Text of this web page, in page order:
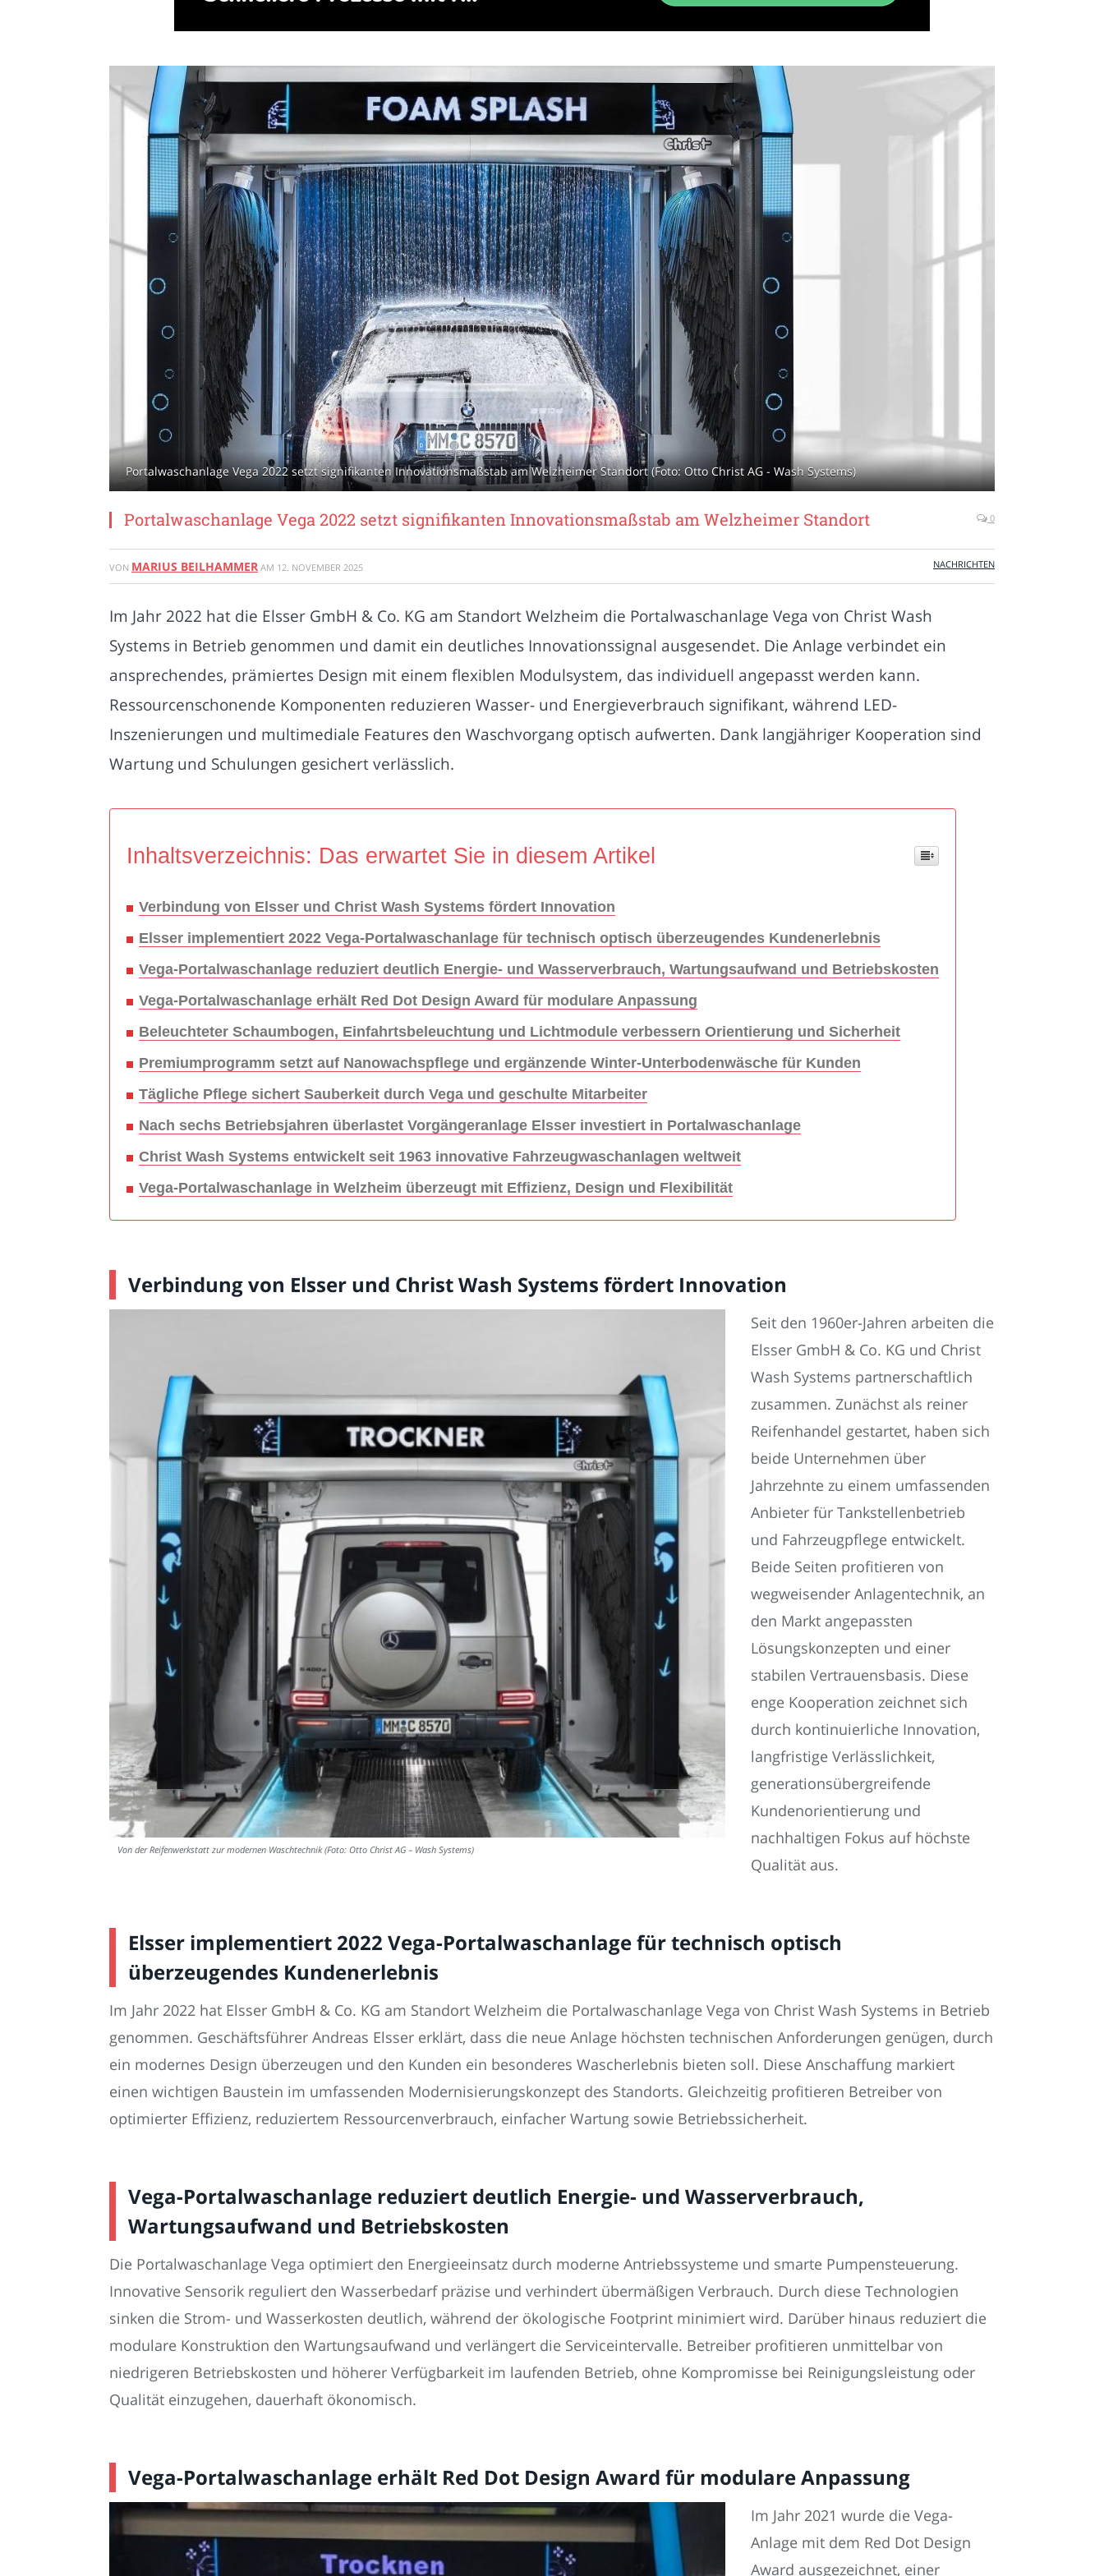
Portalwaschanlage Vega 2022 setzt signifikanten Innovationsmaßstab am Welzheimer Standort (Foto: Otto Christ AG - Wash Systems)
Portalwaschanlage Vega 2022 setzt signifikanten Innovationsmaßstab am Welzheimer Standort 0
VON MARIUS BEILHAMMER AM 12. NOVEMBER 2025 NACHRICHTEN
Im Jahr 2022 hat die Elsser GmbH & Co. KG am Standort Welzheim die Portalwaschanlage Vega von Christ Wash
Systems in Betrieb genommen und damit ein deutliches Innovationssignal ausgesendet. Die Anlage verbindet ein
ansprechendes, prämiertes Design mit einem flexiblen Modulsystem, das individuell angepasst werden kann.
Ressourcenschonende Komponenten reduzieren Wasser- und Energieverbrauch signifikant, während LED-
Inszenierungen und multimediale Features den Waschvorgang optisch aufwerten. Dank langjähriger Kooperation sind
Wartung und Schulungen gesichert verlässlich.
Inhaltsverzeichnis: Das erwartet Sie in diesem Artikel
Verbindung von Elsser und Christ Wash Systems fördert Innovation
Elsser implementiert 2022 Vega-Portalwaschanlage für technisch optisch überzeugendes Kundenerlebnis
Vega-Portalwaschanlage reduziert deutlich Energie- und Wasserverbrauch, Wartungsaufwand und Betriebskosten
Vega-Portalwaschanlage erhält Red Dot Design Award für modulare Anpassung
Beleuchteter Schaumbogen, Einfahrtsbeleuchtung und Lichtmodule verbessern Orientierung und Sicherheit
Premiumprogramm setzt auf Nanowachspflege und ergänzende Winter-Unterbodenwäsche für Kunden
Tägliche Pflege sichert Sauberkeit durch Vega und geschulte Mitarbeiter
Nach sechs Betriebsjahren überlastet Vorgängeranlage Elsser investiert in Portalwaschanlage
Christ Wash Systems entwickelt seit 1963 innovative Fahrzeugwaschanlagen weltweit
Vega-Portalwaschanlage in Welzheim überzeugt mit Effizienz, Design und Flexibilität
Verbindung von Elsser und Christ Wash Systems fördert Innovation
Von der Reifenwerkstatt zur modernen Waschtechnik (Foto: Otto Christ AG – Wash Systems)
Seit den 1960er-Jahren arbeiten die
Elsser GmbH & Co. KG und Christ
Wash Systems partnerschaftlich
zusammen. Zunächst als reiner
Reifenhandel gestartet, haben sich
beide Unternehmen über
Jahrzehnte zu einem umfassenden
Anbieter für Tankstellenbetrieb
und Fahrzeugpflege entwickelt.
Beide Seiten profitieren von
wegweisender Anlagentechnik, an
den Markt angepassten
Lösungskonzepten und einer
stabilen Vertrauensbasis. Diese
enge Kooperation zeichnet sich
durch kontinuierliche Innovation,
langfristige Verlässlichkeit,
generationsübergreifende
Kundenorientierung und
nachhaltigen Fokus auf höchste
Qualität aus.
Elsser implementiert 2022 Vega-Portalwaschanlage für technisch optisch
überzeugendes Kundenerlebnis
Im Jahr 2022 hat Elsser GmbH & Co. KG am Standort Welzheim die Portalwaschanlage Vega von Christ Wash Systems in Betrieb
genommen. Geschäftsführer Andreas Elsser erklärt, dass die neue Anlage höchsten technischen Anforderungen genügen, durch
ein modernes Design überzeugen und den Kunden ein besonderes Wascherlebnis bieten soll. Diese Anschaffung markiert
einen wichtigen Baustein im umfassenden Modernisierungskonzept des Standorts. Gleichzeitig profitieren Betreiber von
optimierter Effizienz, reduziertem Ressourcenverbrauch, einfacher Wartung sowie Betriebssicherheit.
Vega-Portalwaschanlage reduziert deutlich Energie- und Wasserverbrauch,
Wartungsaufwand und Betriebskosten
Die Portalwaschanlage Vega optimiert den Energieeinsatz durch moderne Antriebssysteme und smarte Pumpensteuerung.
Innovative Sensorik reguliert den Wasserbedarf präzise und verhindert übermäßigen Verbrauch. Durch diese Technologien
sinken die Strom- und Wasserkosten deutlich, während der ökologische Footprint minimiert wird. Darüber hinaus reduziert die
modulare Konstruktion den Wartungsaufwand und verlängert die Serviceintervalle. Betreiber profitieren unmittelbar von
niedrigeren Betriebskosten und höherer Verfügbarkeit im laufenden Betrieb, ohne Kompromisse bei Reinigungsleistung oder
Qualität einzugehen, dauerhaft ökonomisch.
Vega-Portalwaschanlage erhält Red Dot Design Award für modulare Anpassung
Im Jahr 2021 wurde die Vega-
Anlage mit dem Red Dot Design
Award ausgezeichnet, einer